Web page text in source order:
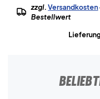
zzgl.Versandkosten
Bestellwert